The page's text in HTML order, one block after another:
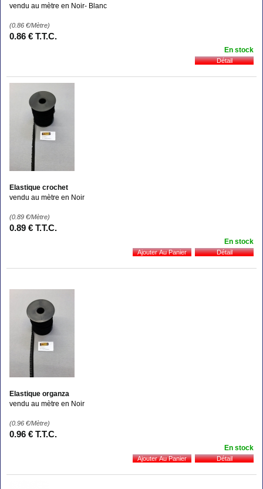
vendu au mètre en Noir- Blanc
(0.86 €/Mètre)
0.86 € T.T.C.
En stock
Elastique crochet
vendu au mètre en Noir
(0.89 €/Mètre)
0.89 € T.T.C.
En stock
Elastique organza
vendu au mètre en Noir
(0.96 €/Mètre)
0.96 € T.T.C.
En stock